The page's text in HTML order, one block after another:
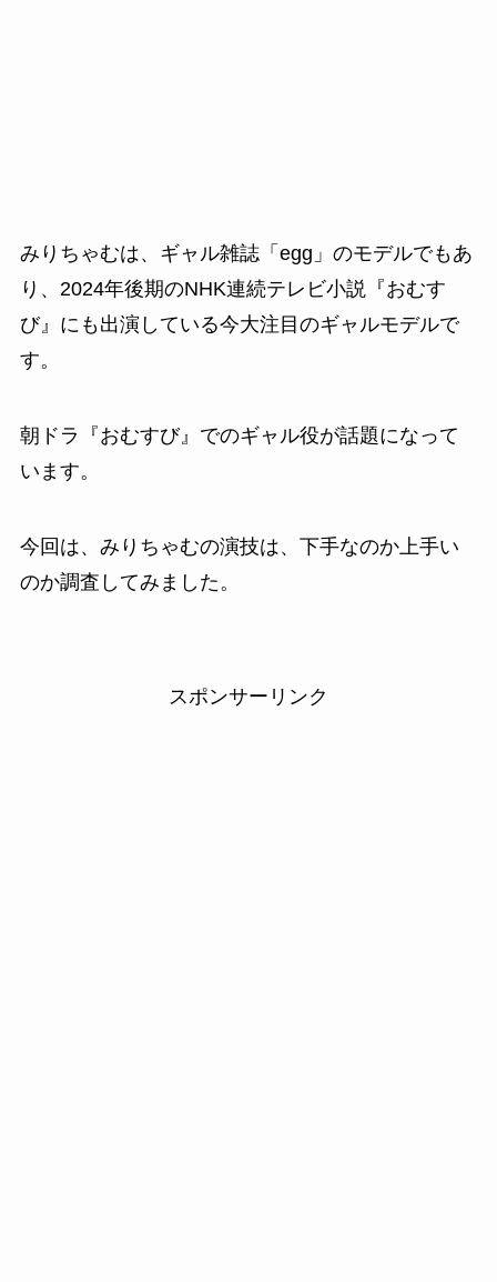
みりちゃむは、ギャル雑誌「egg」のモデルでもあ
り、2024年後期のNHK連続テレビ小説『おむす
び』にも出演している今大注目のギャルモデルで
す。
朝ドラ『おむすび』でのギャル役が話題になって
います。
今回は、みりちゃむの演技は、下手なのか上手い
のか調査してみました。
スポンサーリンク